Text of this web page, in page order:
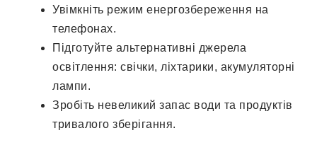
Увімкніть режим енергозбереження на
телефонах.
Підготуйте альтернативні джерела
освітлення: свічки, ліхтарики, акумуляторні
лампи.
Зробіть невеликий запас води та продуктів
тривалого зберігання.